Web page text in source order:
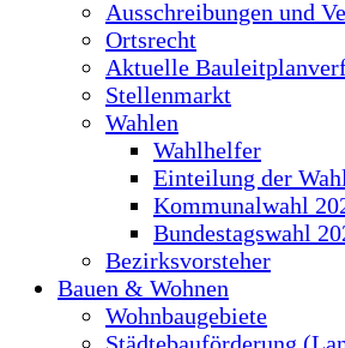
Ausschreibungen und
Ortsrecht
Aktuelle
Stellenmarkt
Wahlen
Wahlhelfer
Einteilung der
Kommunalwahl
Bundestagswahl
Bezirksvorsteher
Bauen & Wohnen
Wohnbaugebiete